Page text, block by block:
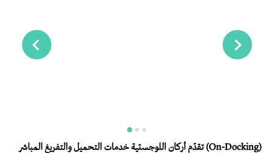
تقدّم أركان اللوجستية خدمات التحميل والتفريغ المباشر (On-Docking)